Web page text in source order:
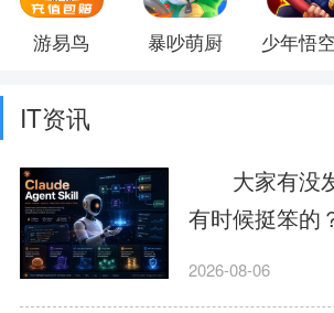
游易鸟 暴吵萌厨 少年悟
IT资讯
大家有没
有时候挺笨的
我订个明天早
2026-08-06